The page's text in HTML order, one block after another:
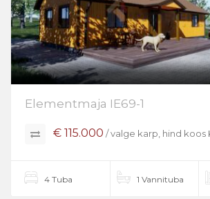
Elementmaja IE69-1
€ 115.000 / valge karp, hind koos
4 Tuba 1 Vannituba